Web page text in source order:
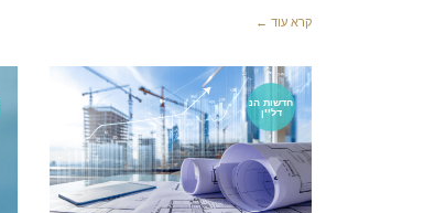
קרא עוד ←
חדשות הנ
דל''ן